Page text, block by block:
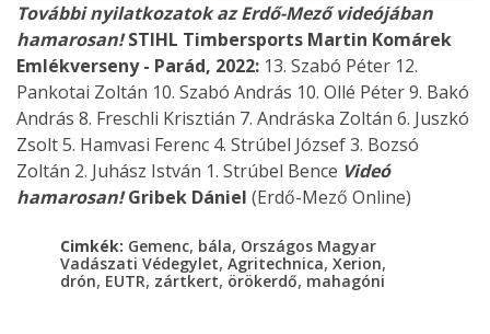
További nyilatkozatok az Erdő-Mező videójában
hamarosan! STIHL Timbersports Martin Komárek
Emlékverseny - Parád, 2022: 13. Szabó Péter 12.
Pankotai Zoltán 10. Szabó András 10. Ollé Péter 9. Bakó
András 8. Freschli Krisztián 7. Andráska Zoltán 6. Juszkó
Zsolt 5. Hamvasi Ferenc 4. Strúbel József 3. Bozsó
Zoltán 2. Juhász István 1. Strúbel Bence Videó
hamarosan! Gribek Dániel (Erdő-Mező Online)
Cimkék: Gemenc, bála, Országos Magyar
Vadászati Védegylet, Agritechnica, Xerion,
drón, EUTR, zártkert, örökerdő, mahagóni